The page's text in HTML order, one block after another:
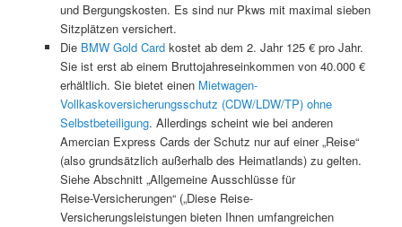
und Bergungskosten. Es sind nur Pkws mit maximal sieben
Sitzplätzen versichert.
Die BMW Gold Cardkostet ab dem 2. Jahr 125 € pro Jahr.
Sie ist erst ab einem Bruttojahreseinkommen von 40.000 €
erhältlich. Sie bietet einen Mietwagen-
Vollkaskoversicherungsschutz (CDW/LDW/TP) ohne
Selbstbeteiligung. Allerdings scheint wie bei anderen
Amercian Express Cards der Schutz nur auf einer „Reise“
(also grundsätzlich außerhalb des Heimatlands) zu gelten.
Siehe Abschnitt „Allgemeine Ausschlüsse für
Reise-Versicherungen“ („Diese Reise-
Versicherungsleistungen bieten Ihnen umfangreichen